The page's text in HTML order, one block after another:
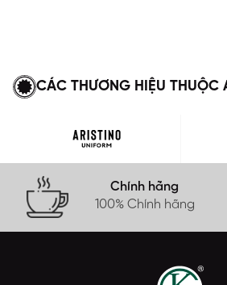
CÁC THƯƠNG HIỆU THUỘC
Chính hãng
100% Chính hãng